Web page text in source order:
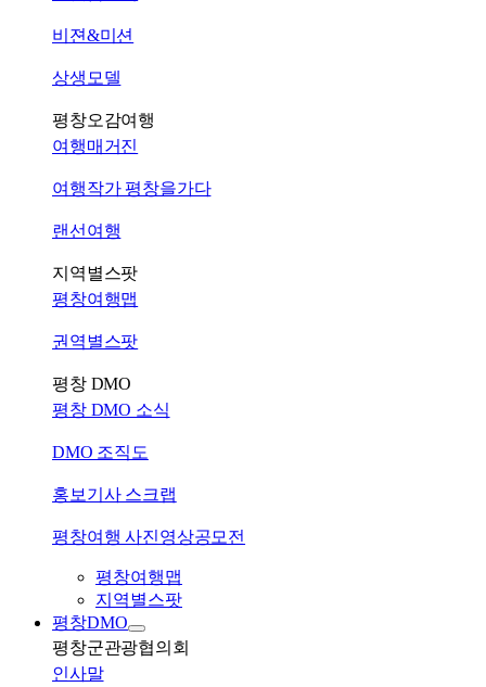
비젼&미션
상생모델
평창오감여행
여행매거진
여행작가 평창을가다
랜선여행
지역별스팟
평창여행맵
권역별스팟
평창 DMO
평창 DMO 소식
DMO 조직도
홍보기사 스크랩
평창여행 사진영상공모전
평창여행맵
지역별스팟
평창DMO
평창군관광협의회
인사말